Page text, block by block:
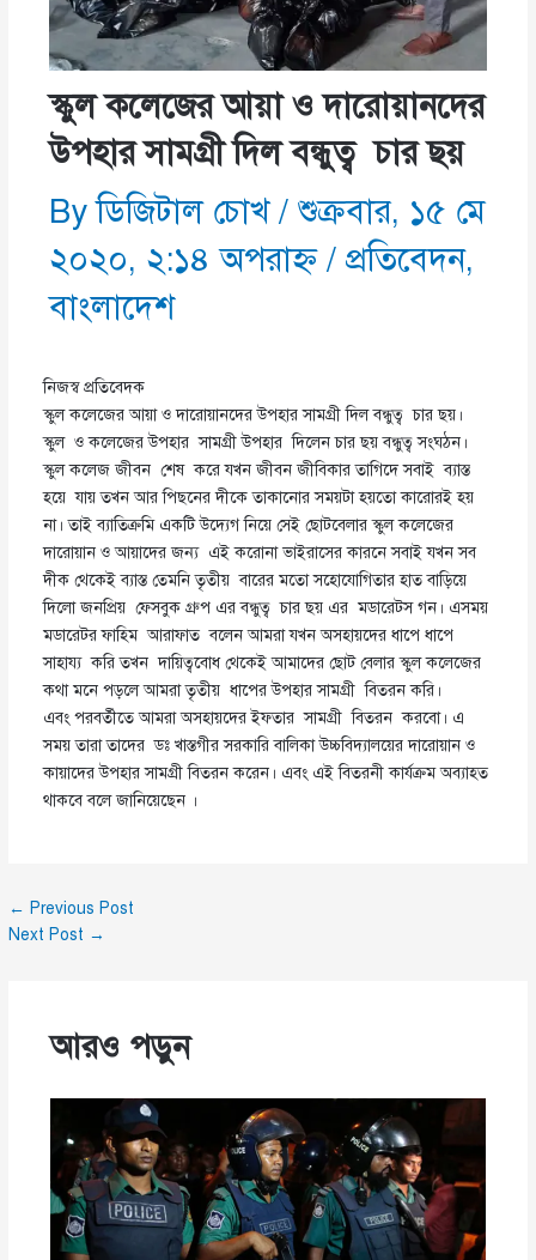
স্কুল কলেজের আয়া ও দারোয়ানদের
উপহার সামগ্রী দিল বন্ধুত্ব চার ছয়
Byডিজিটাল চোখ/শুক্রবার, ১৫ মে
২০২০, ২:১৪ অপরাহ্ণ/প্রতিবেদন,
বাংলাদেশ
নিজস্ব প্রতিবেদক
স্কুল কলেজের আয়া ও দারোয়ানদের উপহার সামগ্রী দিল বন্ধুত্ব চার ছয়।
স্কুল ও কলেজের উপহার সামগ্রী উপহার দিলেন চার ছয় বন্ধুত্ব সংঘঠন।
স্কুল কলেজ জীবন শেষ করে যখন জীবন জীবিকার তাগিদে সবাই ব্যাস্ত
হয়ে যায় তখন আর পিছনের দীকে তাকানোর সময়টা হয়তো কারোরই হয়
না। তাই ব্যাতিক্রমি একটি উদ্যেগ নিয়ে সেই ছোটবেলার স্কুল কলেজের
দারোয়ান ও আয়াদের জন্য এই করোনা ভাইরাসের কারনে সবাই যখন সব
দীক থেকেই ব্যাস্ত তেমনি তৃতীয় বারের মতো সহোযোগিতার হাত বাড়িয়ে
দিলো জনপ্রিয় ফেসবুক গ্রুপ এর বন্ধুত্ব চার ছয় এর মডারেটস গন। এসময়
মডারেটর ফাহিম আরাফাত বলেন আমরা যখন অসহায়দের ধাপে ধাপে
সাহায্য করি তখন দায়িত্ববোধ থেকেই আমাদের ছোট বেলার স্কুল কলেজের
কথা মনে পড়লে আমরা তৃতীয় ধাপের উপহার সামগ্রী বিতরন করি।
এবং পরবর্তীতে আমরা অসহায়দের ইফতার সামগ্রী বিতরন করবো। এ
সময় তারা তাদের ডঃ খাস্তগীর সরকারি বালিকা উচ্চবিদ্যালয়ের দারোয়ান ও
কায়াদের উপহার সামগ্রী বিতরন করেন। এবং এই বিতরনী কার্যক্রম অব্যাহত
থাকবে বলে জানিয়েছেন ।
← Previous Post
Next Post →
আরও পড়ুন